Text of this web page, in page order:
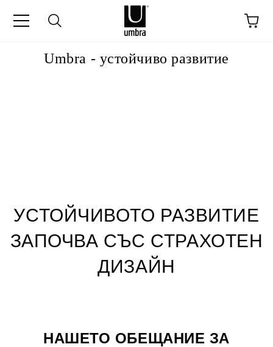
Umbra - устойчиво развитие
УСТОЙЧИВОТО РАЗВИТИЕ
ЗАПОЧВА СЪС СТРАХОТЕН
ДИЗАЙН
НАШЕТО ОБЕЩАНИЕ ЗА